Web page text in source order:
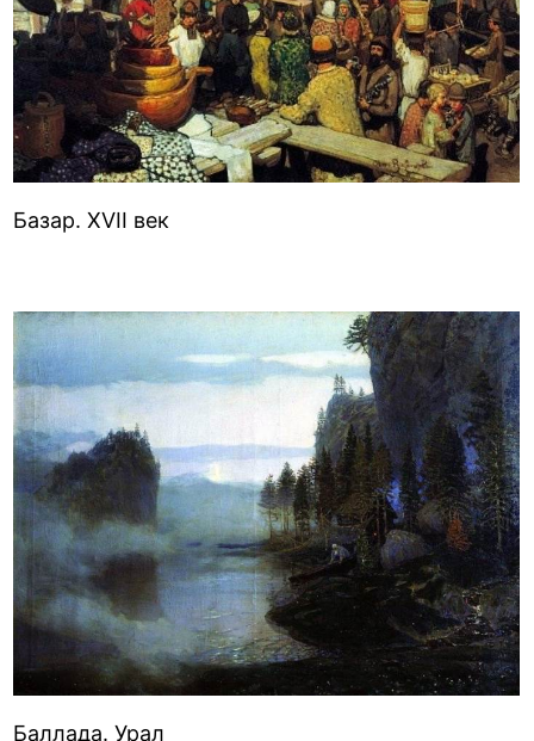
Базар. XVII век
Баллада. Урал